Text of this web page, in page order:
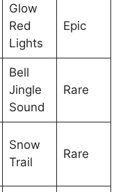
Glow
Red
Lights
Epic
Bell
Jingle
Sound
Rare
Snow
Trail
Rare